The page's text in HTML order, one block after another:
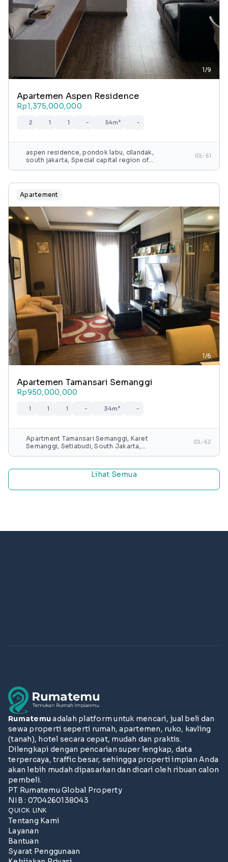
1/9
Apartemen Aspen Residence
Rp1,375,000,000
2 1 1 - 54m² -
aspen residence, pondok labu, cilandak,
south jakarta, Special capital region of
IDL-61
Apartement
1/6
Apartemen Tamansari Semanggi
Rp950,000,000
1 1 1 - 34m² -
Apartment Tamansari Semanggi, Karet
Semanggi, Setiabudi, South Jakarta,
IDL-62
Lihat Semua
Rumatemuadalah platform untuk mencari, jual beli dan
sewa properti seperti rumah, apartemen, ruko, kavling
(tanah), hotel secara cepat, mudah dan praktis.
Dilengkapi dengan pencarian super lengkap, data
terpercaya, traffic besar, sehingga properti impian Anda
akan lebih mudah dipasarkan dan dicari oleh ribuan calon
pembeli.
PT Rumatemu Global Property
NIB : 0704260138043
QUICK LINK
Tentang Kami
Layanan
Bantuan
Syarat Penggunaan